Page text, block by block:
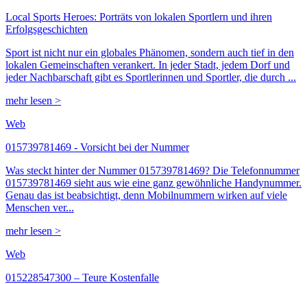
Local Sports Heroes: Porträts von lokalen Sportlern und ihren
Erfolgsgeschichten
Sport ist nicht nur ein globales Phänomen, sondern auch tief in den
lokalen Gemeinschaften verankert. In jeder Stadt, jedem Dorf und
jeder Nachbarschaft gibt es Sportlerinnen und Sportler, die durch ...
mehr lesen >
Web
015739781469 - Vorsicht bei der Nummer
Was steckt hinter der Nummer 015739781469? Die Telefonnummer
015739781469 sieht aus wie eine ganz gewöhnliche Handynummer.
Genau das ist beabsichtigt, denn Mobilnummern wirken auf viele
Menschen ver...
mehr lesen >
Web
015228547300 – Teure Kostenfalle